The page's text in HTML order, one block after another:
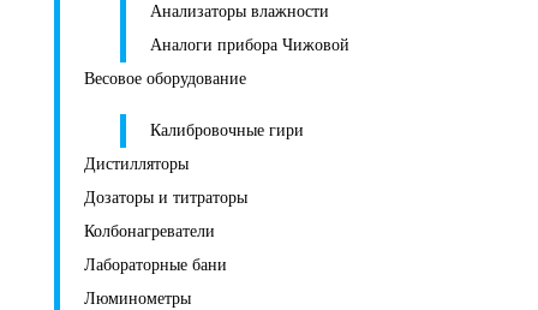
Анализаторы влажности
Аналоги прибора Чижовой
Весовое оборудование
Калибровочные гири
Дистилляторы
Дозаторы и титраторы
Колбонагреватели
Лабораторные бани
Люминометры